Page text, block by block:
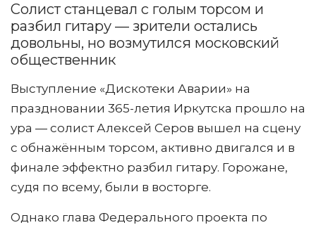
Солист станцевал с голым торсом и
разбил гитару — зрители остались
довольны, но возмутился московский
общественник
Выступление «Дискотеки Аварии» на
праздновании 365-летия Иркутска прошло на
ура — солист Алексей Серов вышел на сцену
с обнажённым торсом, активно двигался и в
финале эффектно разбил гитару. Горожане,
судя по всему, были в восторге.
Однако глава Федерального проекта по